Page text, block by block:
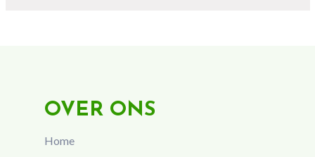
OVER ONS
Home